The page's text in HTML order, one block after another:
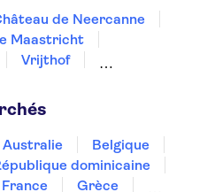
de Neercanne
Maastricht
Vrijthof
aux Pays-Bas
Micropia
Australie
Belgique
dominicaine
France
Grèce